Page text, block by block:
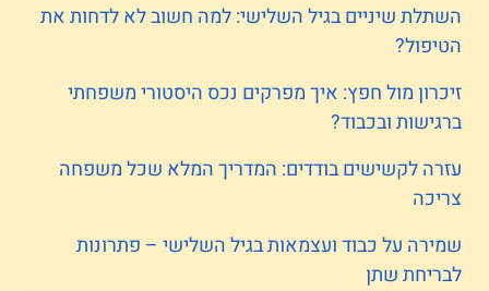
השתלת שיניים בגיל השלישי: למה חשוב לא לדחות את
הטיפול?
זיכרון מול חפץ: איך מפרקים נכס היסטורי משפחתי
ברגישות ובכבוד?
עזרה לקשישים בודדים: המדריך המלא שכל משפחה
צריכה
שמירה על כבוד ועצמאות בגיל השלישי – פתרונות
לבריחת שתן